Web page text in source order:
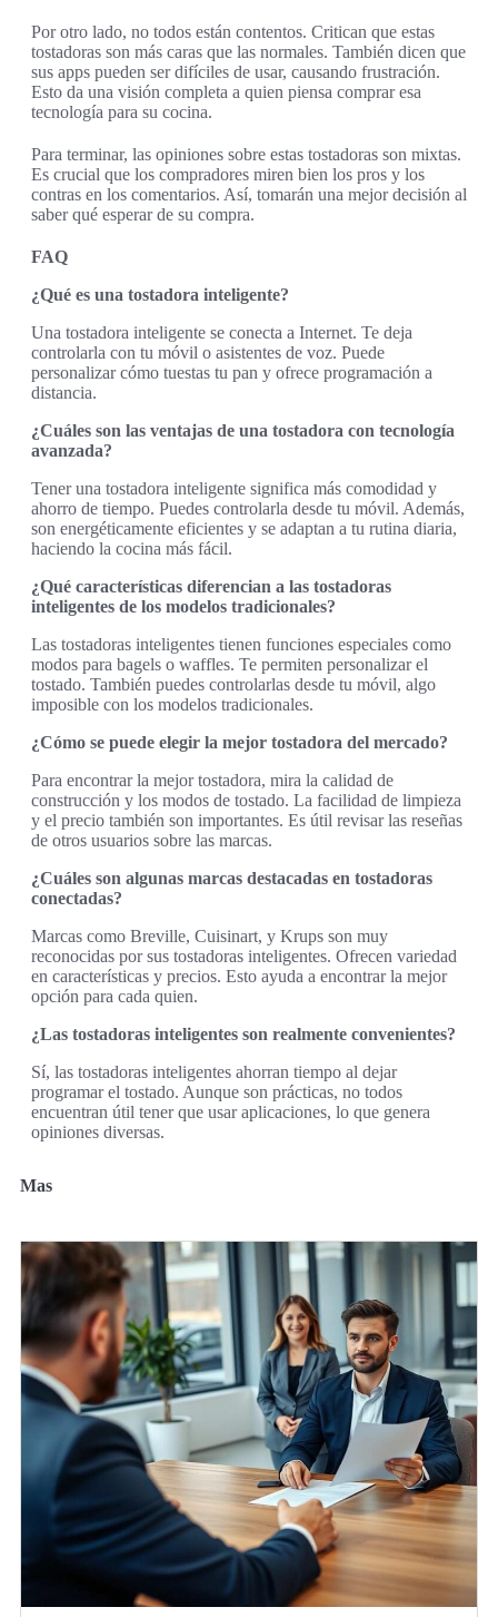
Por otro lado, no todos están contentos. Critican que estas
tostadoras son más caras que las normales. También dicen que
sus apps pueden ser difíciles de usar, causando frustración.
Esto da una visión completa a quien piensa comprar esa
tecnología para su cocina.
Para terminar, las opiniones sobre estas tostadoras son mixtas.
Es crucial que los compradores miren bien los pros y los
contras en los comentarios. Así, tomarán una mejor decisión al
saber qué esperar de su compra.
FAQ
¿Qué es una tostadora inteligente?
Una tostadora inteligente se conecta a Internet. Te deja
controlarla con tu móvil o asistentes de voz. Puede
personalizar cómo tuestas tu pan y ofrece programación a
distancia.
¿Cuáles son las ventajas de una tostadora con tecnología
avanzada?
Tener una tostadora inteligente significa más comodidad y
ahorro de tiempo. Puedes controlarla desde tu móvil. Además,
son energéticamente eficientes y se adaptan a tu rutina diaria,
haciendo la cocina más fácil.
¿Qué características diferencian a las tostadoras
inteligentes de los modelos tradicionales?
Las tostadoras inteligentes tienen funciones especiales como
modos para bagels o waffles. Te permiten personalizar el
tostado. También puedes controlarlas desde tu móvil, algo
imposible con los modelos tradicionales.
¿Cómo se puede elegir la mejor tostadora del mercado?
Para encontrar la mejor tostadora, mira la calidad de
construcción y los modos de tostado. La facilidad de limpieza
y el precio también son importantes. Es útil revisar las reseñas
de otros usuarios sobre las marcas.
¿Cuáles son algunas marcas destacadas en tostadoras
conectadas?
Marcas como Breville, Cuisinart, y Krups son muy
reconocidas por sus tostadoras inteligentes. Ofrecen variedad
en características y precios. Esto ayuda a encontrar la mejor
opción para cada quien.
¿Las tostadoras inteligentes son realmente convenientes?
Sí, las tostadoras inteligentes ahorran tiempo al dejar
programar el tostado. Aunque son prácticas, no todos
encuentran útil tener que usar aplicaciones, lo que genera
opiniones diversas.
Mas